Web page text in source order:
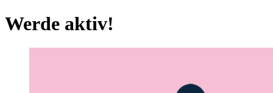
Werde aktiv!